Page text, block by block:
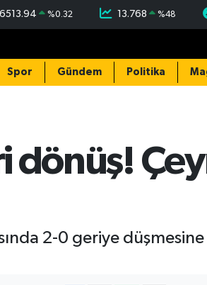
6513.94 %0.32 13.768 %48
Spor Gündem Politika
dönüş!
2-0 geriye